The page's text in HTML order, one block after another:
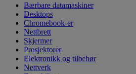
Bærbare datamaskiner
Desktops
Chromebook-er
Nettbrett
Skjermer
Prosjektorer
Elektronikk og tilbehør
Nettverk